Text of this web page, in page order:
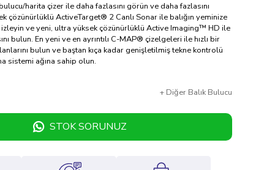
harita çizer ile daha fazlasını görün ve daha fazlasını
çözünürlüklü ActiveTarget® 2 Canlı Sonar ile balığın yeminize
ve yeni, ultra yüksek çözünürlüklü Active Imaging™ HD ile
bulun. En yeni ve en ayrıntılı C-MAP® çizelgeleri ile hızlı bir
bulun ve baştan kıça kadar genişletilmiş tekne kontrolü
sistemi ağına sahip olun.
+ Diğer Balık Bulucu
STOK SORUNUZ